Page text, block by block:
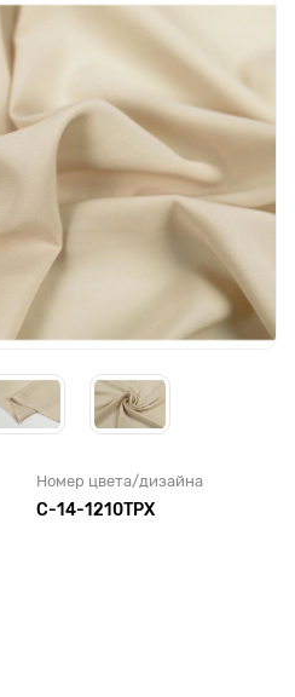
Номер цвета/дизайна
С-14-1210TPX